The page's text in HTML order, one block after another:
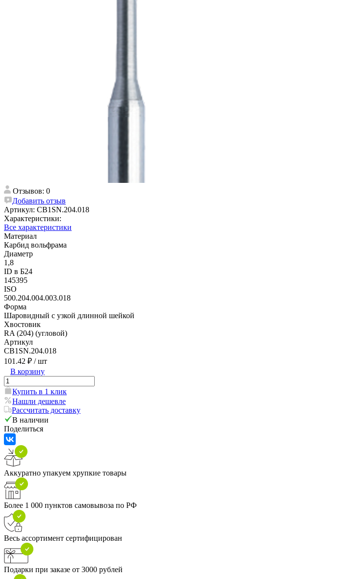
Отзывов: 0
Добавить отзыв
Артикул: CB1SN.204.018
Характеристики:
Все характеристики
Материал
Карбид вольфрама
Диаметр
1,8
ID в Б24
145395
ISO
500.204.004.003.018
Форма
Шаровидный с узкой длинной шейкой
Хвостовик
RA (204) (угловой)
Артикул
CB1SN.204.018
101.42 ₽ / шт
В корзину
Купить в 1 клик
Нашли дешевле
Рассчитать доставку
В наличии
Поделиться
Аккуратно упакуем хрупкие товары
Более 1 000 пунктов самовывоза по РФ
Весь ассортимент сертифицирован
Подарки при заказе от 3000 рублей